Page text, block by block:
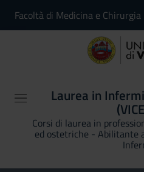
Facoltà di Medicina e Chirurgia
Laurea in
Corsi di laurea in
ed ostetriche - Abilitante